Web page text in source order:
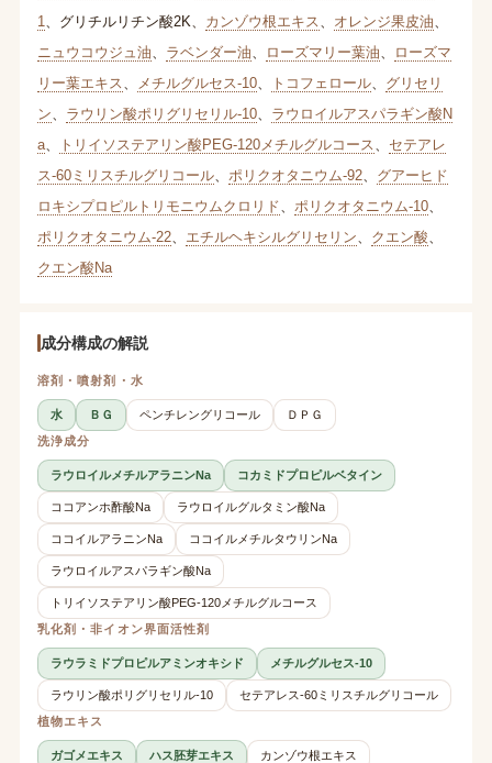
1
グリチルリチン酸2K カンゾウ根エキス オレンジ果皮油
ニュウコウジュ油
ラベンダー油 ローズマリー葉油
ローズマ
リー葉エキス
メチルグルセス-10、 トコフェロール、 グリセリ
ン
ラウリン酸ポリグリセリル-10、 ラウロイルアスパラギン酸N
a、 トリイソステアリン酸PEG-120メチルグルコース
セテアレ
ス-60ミリスチルグリコール、 ポリクオタニウム-92、 グアーヒド
ロキシプロピルトリモニウムクロリド
ポリクオタニウム-10、
ポリクオタニウム-22、 エチルヘキシルグリセリン クエン酸
クエン酸Na
成分構成の解説
溶剤・噴射剤・水
水 ＢＧ ペンチレングリコール
ＤＰＧ
洗浄成分
ラウロイルメチルアラニンNa コカミドプロピルベタイン
ココアンホ酢酸Na ラウロイルグルタミン酸Na
ココイルアラニンNa ココイルメチルタウリンNa
ラウロイルアスパラギン酸Na
トリイソステアリン酸PEG-120メチルグルコース
乳化剤・非イオン界面活性剤
ラウラミドプロピルアミンオキシド メチルグルセス-10
ラウリン酸ポリグリセリル-10
セテアレス-60ミリスチルグリコール
植物エキス
ガゴメエキス ハス胚芽エキス カンゾウ根エキス